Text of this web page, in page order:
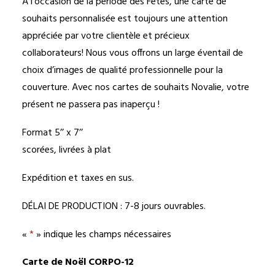
souhaits personnalisée est toujours une attention
appréciée par votre clientèle et précieux
collaborateurs! Nous vous offrons un large éventail de
choix d’images de qualité professionnelle pour la
couverture. Avec nos cartes de souhaits Novalie, votre
présent ne passera pas inaperçu !
Format 5’’ x 7’’
scorées, livrées à plat
Expédition et taxes en sus.
DÉLAI DE PRODUCTION : 7-8 jours ouvrables.
«*» indique les champs nécessaires
Carte de Noël CORPO-12